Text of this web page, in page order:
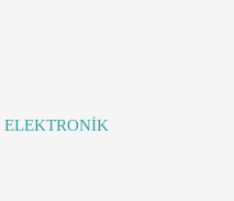
ELEKTRONİK